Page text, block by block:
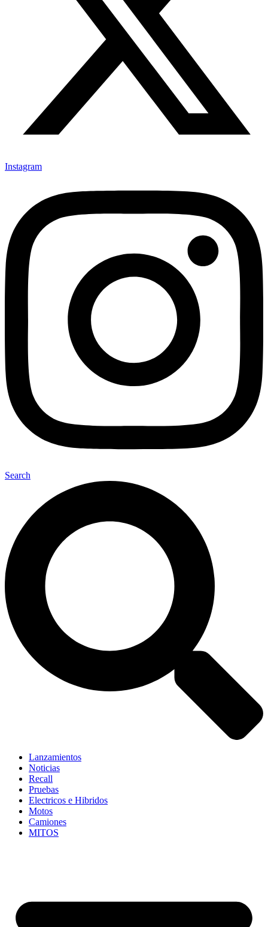
Instagram
Search
Lanzamientos
Noticias
Recall
Pruebas
Electricos e Hibridos
Motos
Camiones
MITOS